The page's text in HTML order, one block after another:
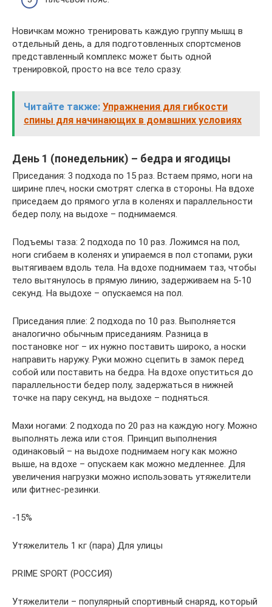
Новичкам можно тренировать каждую группу мышц в
отдельный день, а для подготовленных спортсменов
представленный комплекс может быть одной
тренировкой, просто на все тело сразу.
Читайте также: Упражнения для гибкости
спины для начинающих в домашних условиях
День 1 (понедельник) – бедра и ягодицы
Приседания: 3 подхода по 15 раз. Встаем прямо, ноги на
ширине плеч, носки смотрят слегка в стороны. На вдохе
приседаем до прямого угла в коленях и параллельности
бедер полу, на выдохе – поднимаемся.
Подъемы таза: 2 подхода по 10 раз. Ложимся на пол,
ноги сгибаем в коленях и упираемся в пол стопами, руки
вытягиваем вдоль тела. На вдохе поднимаем таз, чтобы
тело вытянулось в прямую линию, задерживаем на 5-10
секунд. На выдохе – опускаемся на пол.
Приседания плие: 2 подхода по 10 раз. Выполняется
аналогично обычным приседаниям. Разница в
постановке ног – их нужно поставить широко, а носки
направить наружу. Руки можно сцепить в замок перед
собой или поставить на бедра. На вдохе опуститься до
параллельности бедер полу, задержаться в нижней
точке на пару секунд, на выдохе – подняться.
Махи ногами: 2 подхода по 20 раз на каждую ногу. Можно
выполнять лежа или стоя. Принцип выполнения
одинаковый – на выдохе поднимаем ногу как можно
выше, на вдохе – опускаем как можно медленнее. Для
увеличения нагрузки можно использовать утяжелители
или фитнес-резинки.
-15%
Утяжелитель 1 кг (пара) Для улицы
PRIME SPORT (РОССИЯ)
Утяжелители – популярный спортивный снаряд, который